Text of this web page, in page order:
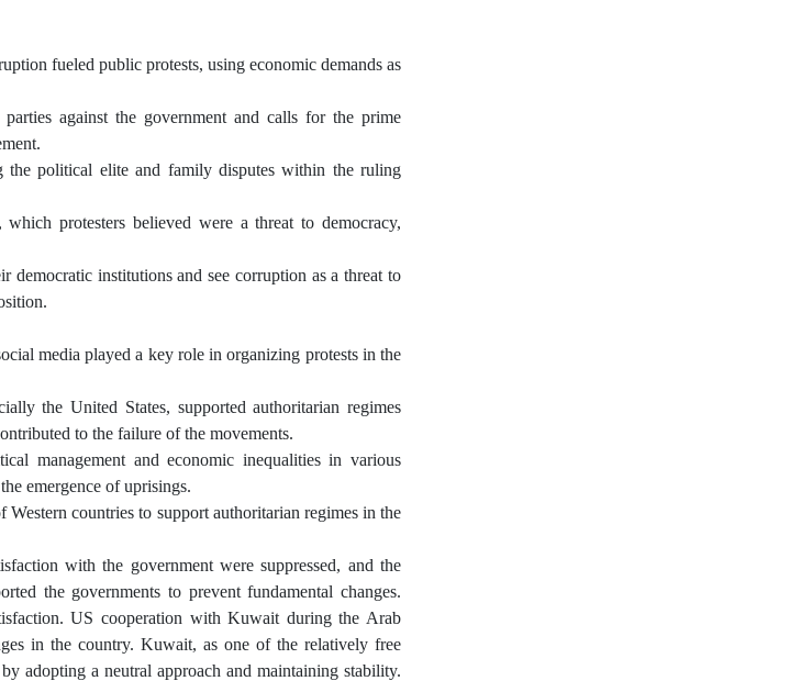
fueled public protests, using economic demands as
against the government and calls for the prime
the political elite and family disputes within the ruling
protesters believed were a threat to democracy,
institutions and see corruption as a threat to
media played a key role in organizing protests in the
the United States, supported authoritarian regimes
to the failure of the movements.
management and economic inequalities in various
emergence of uprisings.
countries to support authoritarian regimes in the
with the government were suppressed, and the
the governments to prevent fundamental changes.
US cooperation with Kuwait during the Arab
in the country. Kuwait, as one of the relatively free
adopting a neutral approach and maintaining stability.